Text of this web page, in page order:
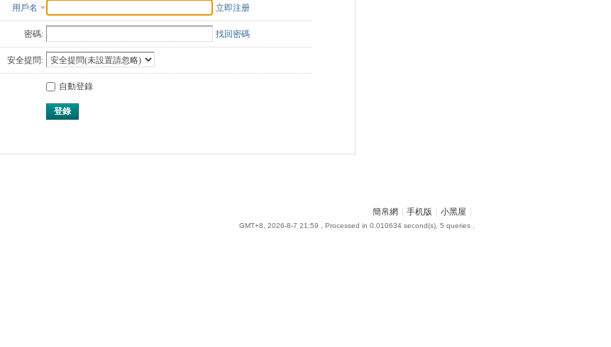
用戶名 立即注册
密碼: 找回密碼
安全提問:
自動登錄
登錄
簡帛網 手机版 小黑屋
GMT+8, 2026-8-7 21:59 , Processed in 0.010634 second(s), 5 queries .